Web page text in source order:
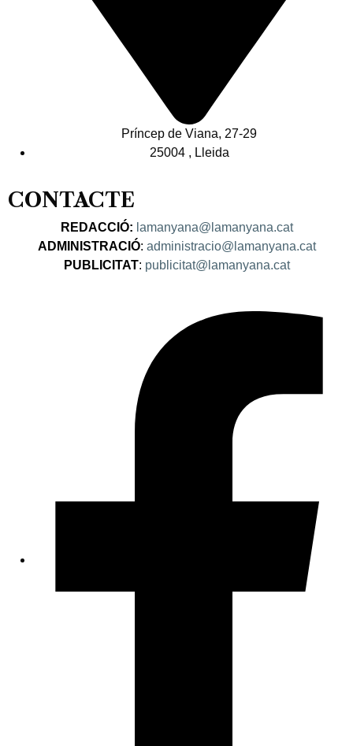
Príncep de Viana, 27-29
25004 , Lleida
CONTACTE
REDACCIÓ: lamanyana@lamanyana.cat
ADMINISTRACIÓ: administracio@lamanyana.cat
PUBLICITAT: publicitat@lamanyana.cat